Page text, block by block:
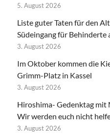
5. August 2026
Liste guter Taten für den
Südeingang für Behinderte
3. August 2026
Im Oktober kommen die
Grimm-Platz in Kassel
3. August 2026
Hiroshima- Gedenktag mit
Wir werden euch nicht
3. August 2026